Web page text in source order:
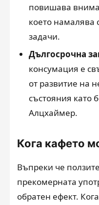
повишава
което намалява
задачи.
Дългосрочна
консумация е
от развитие на
състояния като
Алцхаймер.
Кога кафето
Въпреки че
прекомерната
обратен ефект.